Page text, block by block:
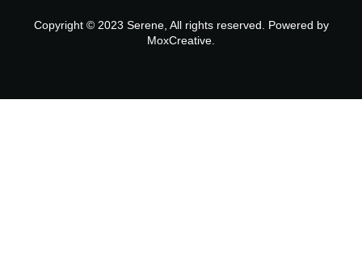
Copyright © 2023 Serene, All rights reserved. Powered by
MoxCreative.